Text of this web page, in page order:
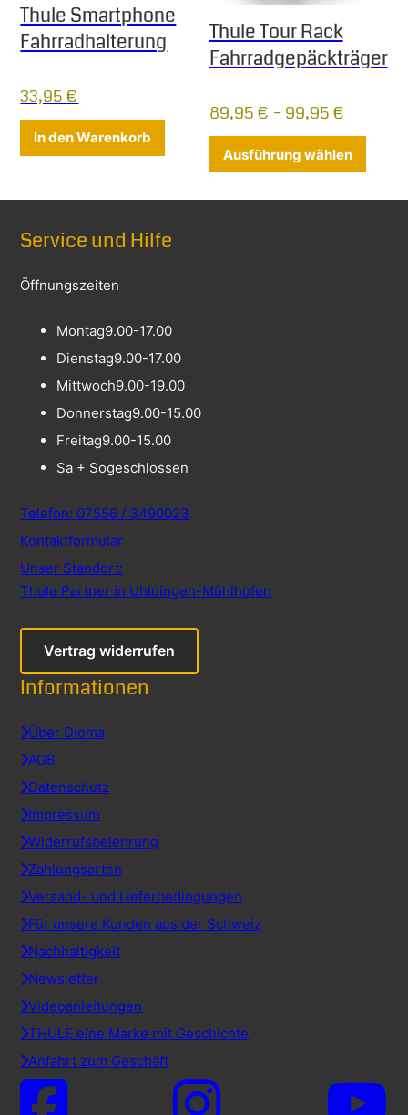
Thule Smartphone
Fahrradhalterung
33,95€
In den Warenkorb
Thule Tour Rack
Fahrradgepäckträger
89,95€–99,95€
Ausführung wählen
Service und Hilfe
Öffnungszeiten
Montag9.00-17.00
Dienstag9.00-17.00
Mittwoch9.00-19.00
Donnerstag9.00-15.00
Freitag9.00-15.00
Sa + Sogeschlossen
Telefon: 07556 / 3490023
Kontaktformular
Unser Standort:
Thule Partner in Uhldingen-Mühlhofen
Vertrag widerrufen
Informationen
Über Dioma
AGB
Datenschutz
Impressum
Widerrufsbelehrung
Zahlungsarten
Versand- und Lieferbedingungen
Für unsere Kunden aus der Schweiz
Nachhaltigkeit
Newsletter
Videoanleitungen
THULE eine Marke mit Geschichte
Anfahrt zum Geschäft